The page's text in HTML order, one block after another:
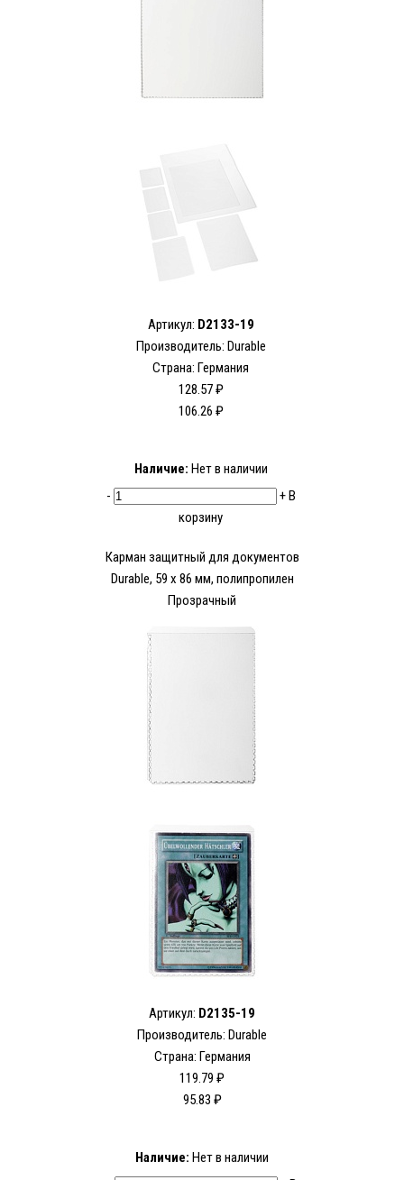
Артикул: D2133-19
Производитель: Durable
Страна: Германия
128.57 ₽
106.26 ₽
Наличие: Нет в наличии
-
+В
корзину
Карман защитный для документов
Durable, 59 x 86 мм, полипропилен
Прозрачный
Артикул: D2135-19
Производитель: Durable
Страна: Германия
119.79 ₽
95.83 ₽
Наличие: Нет в наличии